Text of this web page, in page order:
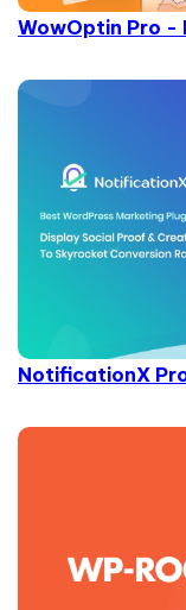
WowOptin Pro -
NotificationX